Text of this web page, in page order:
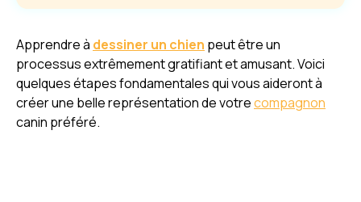
Apprendre à dessiner un chien peut être un
processus extrêmement gratifiant et amusant. Voici
quelques étapes fondamentales qui vous aideront à
créer une belle représentation de votrecompagnon
canin préféré.